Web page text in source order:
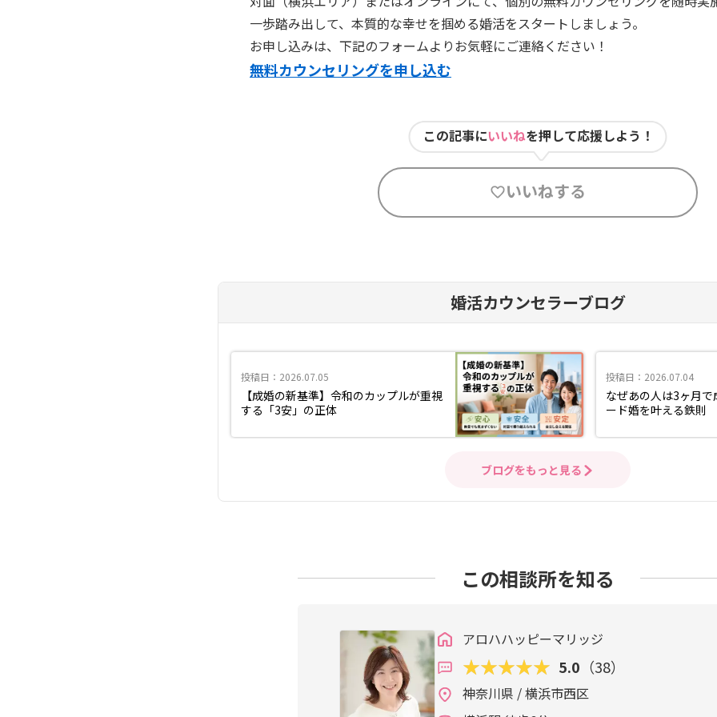
一歩踏み出して、本質的な幸せを掴める婚活をスタートしましょう。
お申し込みは、下記のフォームよりお気軽にご連絡ください！
無料カウンセリングを申し込む
この記事にいいねを押して応援しよう！
いいねする
婚活カウンセラーブログ
投稿日：2026.07.05
【成婚の新基準】令和のカップルが重視
する「3安」の正体
投稿日：2026.07.04
なぜあの人は3ヶ月
ード婚を叶える鉄則
ブログをもっと見る
この相談所を知る
アロハハッピーマリッジ
5.0 （38）
神奈川県 / 横浜市西区